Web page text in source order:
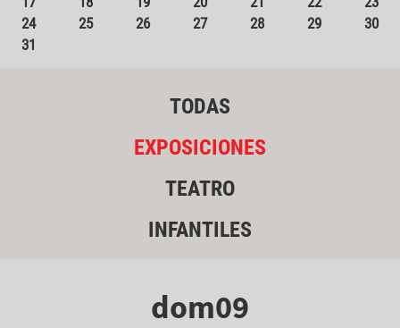
24
25 26 27 28 29
30
31
TODAS
EXPOSICIONES
TEATRO
INFANTILES
dom09